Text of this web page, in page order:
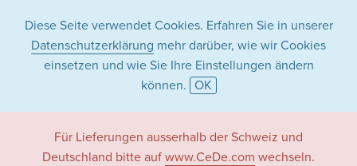
Diese Seite verwendet Cookies. Erfahren Sie in unserer
Datenschutzerklärung mehr darüber, wie wir Cookies
einsetzen und wie Sie Ihre Einstellungen ändern
können. OK
Für Lieferungen ausserhalb der Schweiz und
Deutschland bitte auf www.CeDe.com wechseln.